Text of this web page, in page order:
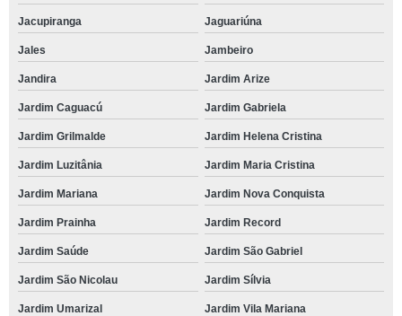
Jacupiranga Jaguariúna
Jales Jambeiro
Jandira Jardim Arize
Jardim Caguacú Jardim Gabriela
Jardim Grilmalde Jardim Helena Cristina
Jardim Luzitânia Jardim Maria Cristina
Jardim Mariana Jardim Nova Conquista
Jardim Prainha Jardim Record
Jardim Saúde Jardim São Gabriel
Jardim São Nicolau Jardim Sílvia
Jardim Umarizal Jardim Vila Mariana